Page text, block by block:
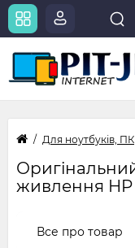
Для ноутбуків, ПК
живлення HP
Все про товар